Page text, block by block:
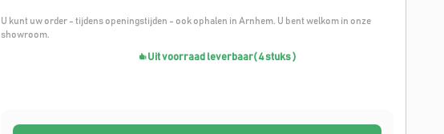
U kunt uw order - tijdens openingstijden - ook ophalen in Arnhem. U bent welkom in onze
showroom.
Uit voorraad leverbaar( 4 stuks )